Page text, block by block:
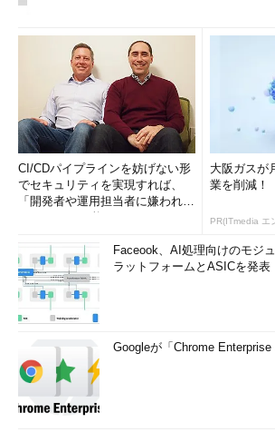
CI/CDパイプラインを妨げない形
でセキュリティを実現すれば、
「開発者や運用担当者に嫌われな
大阪ガスが
業を削減
PR(ITmedia エ
Faceook、AI処理向けのモジ
ラットフォームとASICを発表
Googleが「Chrome